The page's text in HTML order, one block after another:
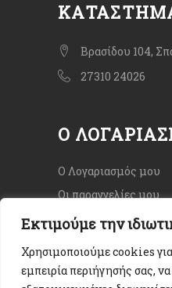
Εκτιμούμε την
Χρησιμοποιούμε cookies
εμπειρία περιήγησής σας,
Βρασίδου 104,
27310 24026
Ο
Ο Λογαριασμός μου
Οι παραγγελίες μου